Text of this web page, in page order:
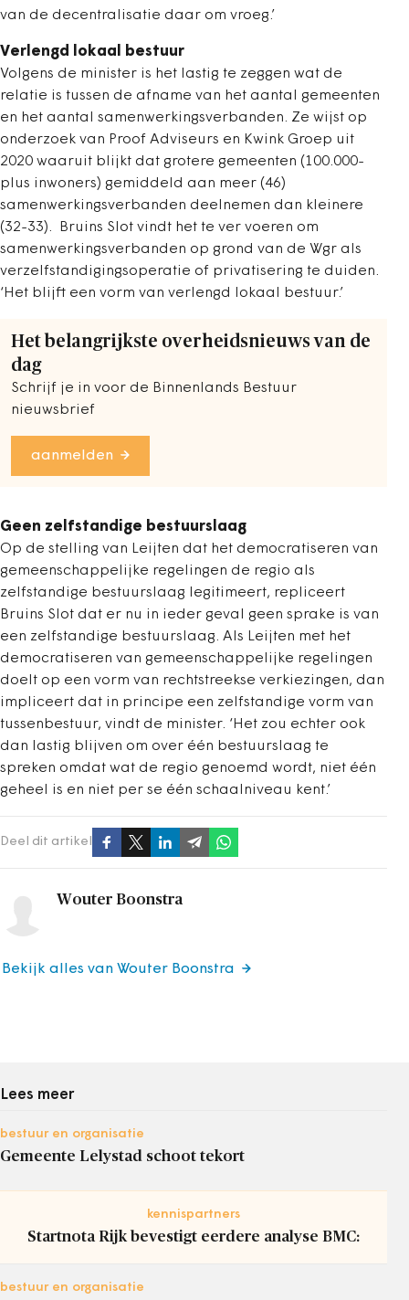
van de decentralisatie daar om vroeg.’
Verlengd lokaal bestuur
Volgens de minister is het lastig te zeggen wat de
relatie is tussen de afname van het aantal gemeenten
en het aantal samenwerkingsverbanden. Ze wijst op
onderzoek van Proof Adviseurs en Kwink Groep uit
2020 waaruit blijkt dat grotere gemeenten (100.000-
plus inwoners) gemiddeld aan meer (46)
samenwerkingsverbanden deelnemen dan kleinere
(32-33). Bruins Slot vindt het te ver voeren om
samenwerkingsverbanden op grond van de Wgr als
verzelfstandigingsoperatie of privatisering te duiden.
‘Het blijft een vorm van verlengd lokaal bestuur.’
Het belangrijkste overheidsnieuws van de
dag
Schrijf je in voor de Binnenlands Bestuur
nieuwsbrief
aanmelden
Geen zelfstandige bestuurslaag
Op de stelling van Leijten dat het democratiseren van
gemeenschappelijke regelingen de regio als
zelfstandige bestuurslaag legitimeert, repliceert
Bruins Slot dat er nu in ieder geval geen sprake is van
een zelfstandige bestuurslaag. Als Leijten met het
democratiseren van gemeenschappelijke regelingen
doelt op een vorm van rechtstreekse verkiezingen, dan
impliceert dat in principe een zelfstandige vorm van
tussenbestuur, vindt de minister. ‘Het zou echter ook
dan lastig blijven om over één bestuurslaag te
spreken omdat wat de regio genoemd wordt, niet één
geheel is en niet per se één schaalniveau kent.’
Deel dit artikel
Wouter Boonstra
Bekijk alles van Wouter Boonstra
Lees meer
bestuur en organisatie
Gemeente Lelystad schoot tekort
kennispartners
Startnota Rijk bevestigt eerdere analyse BMC:
bestuur en organisatie